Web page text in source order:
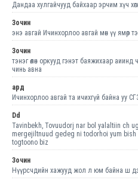
Дандаа хулгайчууд байхаар эрчим хүч
Зочин
энэ авгай Ичинхорлоо авгай мөн үү ямөр
Зочин
тэнэг өлөн оркууд гэнэт баяжихаар аиинд
чинь авна
ард
Ичинхорлоо авгай та ичихгүй байна уу
Dd
Tavinbekh, Tovuudorj nar bol yalaltiin ch
mergejiltnuud gedeg ni todorhoi yum
togtoono biz
Зочин
Нүүрсчдийн хажууд жол л юм байна ш